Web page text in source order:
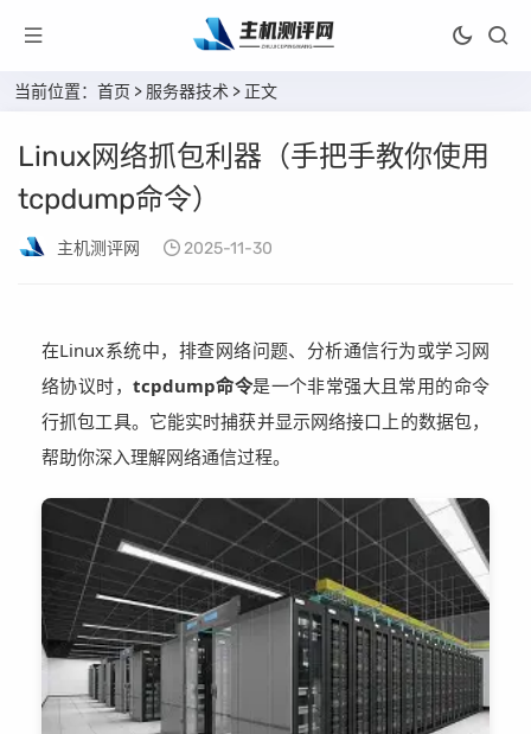
当前位置： 首页 > 服务器技术 > 正文
Linux网络抓包利器（手把手教你使用
tcpdump命令）
主机测评网 2025-11-30
在Linux系统中，排查网络问题、分析通信行为或学习网
络协议时， tcpdump命令是一个非常强大且常用的命令
行抓包工具。它能实时捕获并显示网络接口上的数据包，
帮助你深入理解网络通信过程。